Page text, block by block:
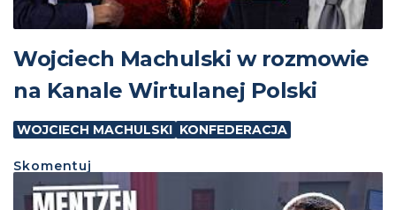
Wojciech Machulski w rozmowie
na Kanale Wirtulanej Polski
WOJCIECH MACHULSKI KONFEDERACJA
Skomentuj